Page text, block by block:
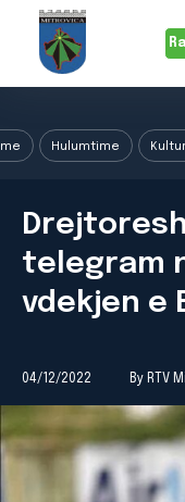
Hulumtime
telegram
vdekjen e
04/12/2022 By RTV